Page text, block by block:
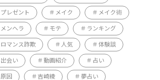
プレゼント メイク メイク術
メンヘラ モテ ランキング
ロマンス詐欺 人気 体験談
出会い 動画紹介 占い
原因 吉崎綾 夢占い